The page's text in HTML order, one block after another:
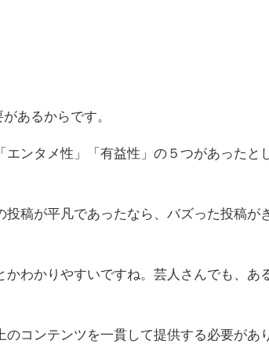
あるからです。
ンタメ性」「有益性」の５つがあった
稿が平凡であったなら、バズった投稿
わかりやすいですね。芸人さんでも、
コンテンツを一貫して提供する必要があ